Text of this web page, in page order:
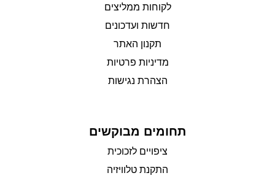
לקוחות ממליצים
חדשות ועדכונים
תקנון האתר
מדיניות פרטיות
הצהרת נגישות
תחומים מבוקשים
ציפויים לזכוכית
התקנת טלוויזיה